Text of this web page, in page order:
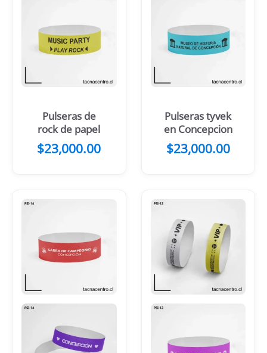
Pulseras de
rock de papel
$23,000.00
Pulseras tyvek
en Concepcion
$23,000.00